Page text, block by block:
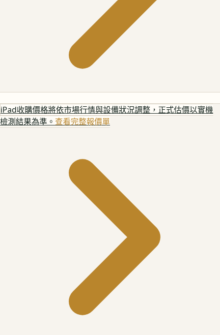
iPad收購價格將依市場行情與設備狀況調整，正式估價以實機
檢測結果為準。 查看完整報價單